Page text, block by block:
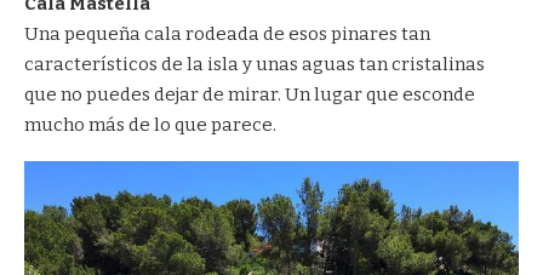
Una pequeña cala rodeada de esos pinares tan
característicos de la isla y unas aguas tan cristalinas
que no puedes dejar de mirar. Un lugar que esconde
mucho más de lo que parece.